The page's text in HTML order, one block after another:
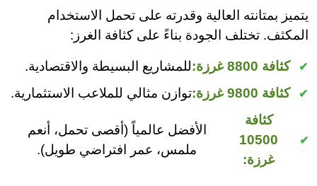
يتميز بمتانته العالية وقدرته على تحمل الاستخدام
المكثف. تختلف الجودة بناءً على كثافة الغرز:
كثافة 8800 غرزة:
للمشاريع البسيطة والاقتصادية.
كثافة 9800 غرزة:
توازن مثالي للملاعب الاستثمارية.
كثافة
10500
غرزة:
الأفضل عالمياً (أقصى تحمل، أنعم
ملمس، عمر افتراضي طويل).